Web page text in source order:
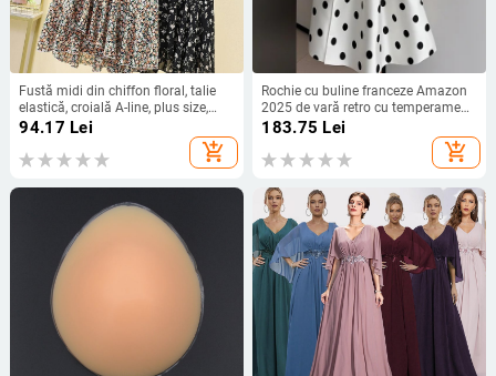
Fustă midi din chiffon floral, talie
elastică, croială A-line, plus size,
siluetă drapată
94.17 Lei
add_shopping_cart
Rochie cu buline franceze Amazon
2025 de vară retro cu temperament
nou, talie subțire, fustă pentru femei
183.75 Lei
add_shopping_cart